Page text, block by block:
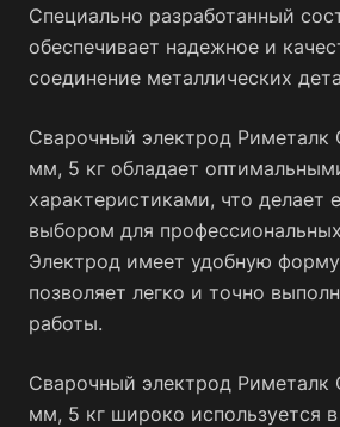
Специально разработанный
обеспечивает надежное и
соединение металлических
Сварочный электрод
мм, 5 кг обладает
характеристиками, что делает
выбором для
Электрод имеет удобную
позволяет легко и точно
работы.
Сварочный электрод
мм, 5 кг широко используется